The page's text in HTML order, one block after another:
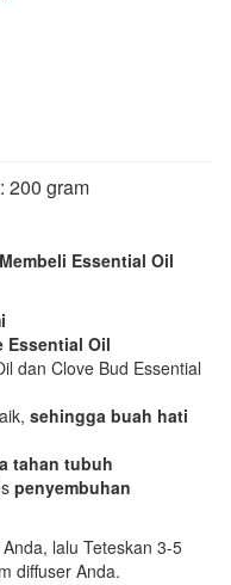
200 gram
Essential Oil
Essential Oil
dan Clove Bud Essential
sehingga buah hati
tahan tubuh
penyembuhan
lalu Teteskan 3-5
diffuser Anda.